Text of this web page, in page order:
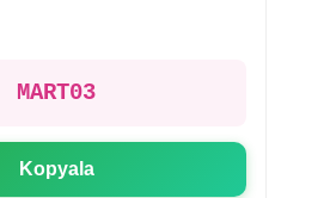
MART03
Kopyala